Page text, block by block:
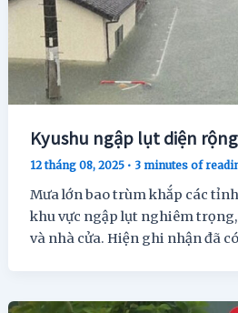
Kyushu ngập lụt diện
12 tháng 08, 2025 • 3 minutes of
Mưa lớn bao trùm khắp các
khu vực ngập lụt nghiêm
và nhà cửa. Hiện ghi nhận đã